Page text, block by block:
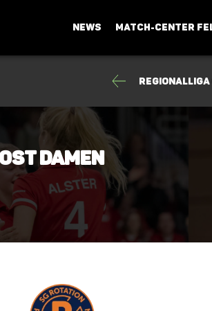
NEWS MATCH-CENTER
Regionalliga
Damen